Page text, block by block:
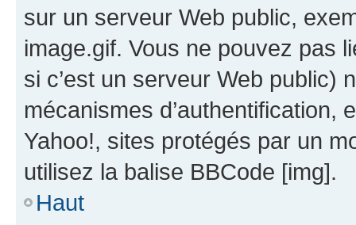
sur un serveur Web public,
image.gif. Vous ne pouvez pas
si c’est un serveur Web public)
mécanismes d’authentification,
Yahoo!, sites protégés par un
utilisez la balise BBCode [img].
Haut